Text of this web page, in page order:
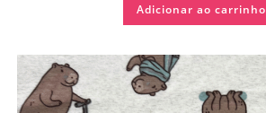
Adicionar ao carrinho